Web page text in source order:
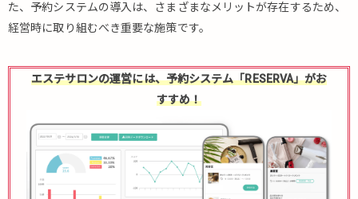
た、予約システムの導入は、さまざまなメリットが存在するため、
経営時に取り組むべき重要な施策です。
エステサロンの運営には、予約システム「RESERVA」がお
すすめ！